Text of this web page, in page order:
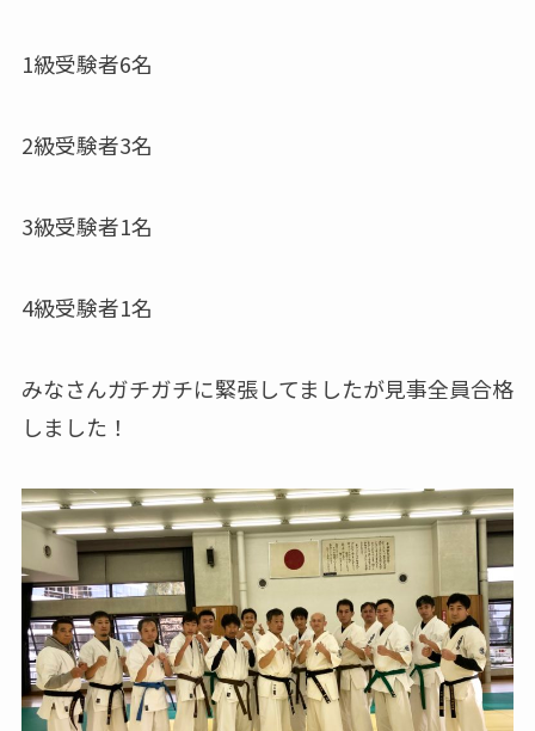
1級受験者6名
2級受験者3名
3級受験者1名
4級受験者1名
みなさんガチガチに緊張してましたが見事全員合格
しました！